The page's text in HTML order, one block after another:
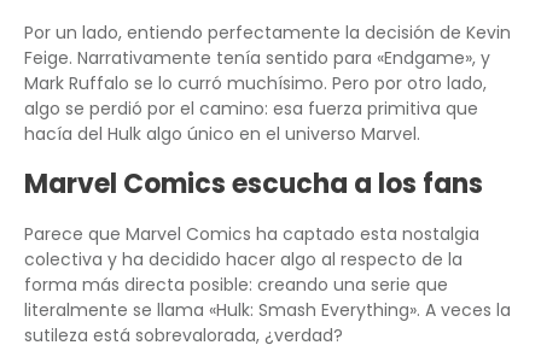
Por un lado, entiendo perfectamente la decisión de Kevin
Feige. Narrativamente tenía sentido para «Endgame», y
Mark Ruffalo se lo curró muchísimo. Pero por otro lado,
algo se perdió por el camino: esa fuerza primitiva que
hacía del Hulk algo único en el universo Marvel.
Marvel Comics escucha a los fans
Parece que Marvel Comics ha captado esta nostalgia
colectiva y ha decidido hacer algo al respecto de la
forma más directa posible: creando una serie que
literalmente se llama «Hulk: Smash Everything». A veces la
sutileza está sobrevalorada, ¿verdad?